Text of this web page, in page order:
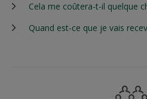
Cela me coûtera-t-il quelque
Quand est-ce que je vais